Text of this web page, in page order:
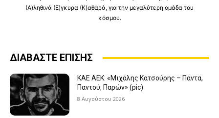
(Α)ληθινά (Ε)γκυρα (Κ)αθαρά, για την μεγαλύτερη ομάδα του
κόσμου.
ΔΙΑΒΑΣΤΕ ΕΠΙΣΗΣ
KAE AEK: «Μιχάλης Κατσούρης – Πάντα,
Παντού, Παρών» (pic)
8 Αυγούστου 2026